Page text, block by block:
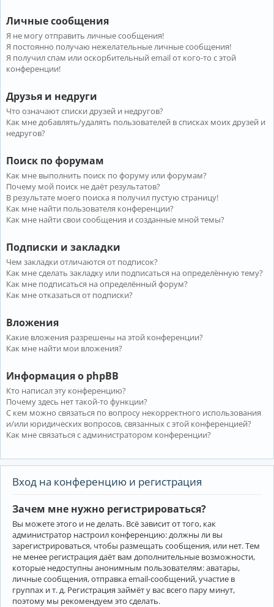
Личные сообщения
Я не могу отправить личные сообщения!
Я постоянно получаю нежелательные личные сообщения!
Я получил спам или оскорбительный email от кого-то с этой
конференции!
Друзья и недруги
Что означают списки друзей и недругов?
Как мне добавлять/удалять пользователей в списках моих друзей и
недругов?
Поиск по форумам
Как мне выполнить поиск по форуму или форумам?
Почему мой поиск не даёт результатов?
В результате моего поиска я получил пустую страницу!
Как мне найти пользователя конференции?
Как мне найти свои сообщения и созданные мной темы?
Подписки и закладки
Чем закладки отличаются от подписок?
Как мне сделать закладку или подписаться на определённую тему?
Как мне подписаться на определённый форум?
Как мне отказаться от подписки?
Вложения
Какие вложения разрешены на этой конференции?
Как мне найти мои вложения?
Информация о phpBB
Кто написал эту конференцию?
Почему здесь нет такой-то функции?
С кем можно связаться по вопросу некорректного использования
и/или юридических вопросов, связанных с этой конференцией?
Как мне связаться с администратором конференции?
Вход на конференцию и регистрация
Зачем мне нужно регистрироваться?
Вы можете этого и не делать. Всё зависит от того, как
администратор настроил конференцию: должны ли вы
зарегистрироваться, чтобы размещать сообщения, или нет. Тем
не менее регистрация даёт вам дополнительные возможности,
которые недоступны анонимным пользователям: аватары,
личные сообщения, отправка email-сообщений, участие в
группах и т. д. Регистрация займёт у вас всего пару минут,
поэтому мы рекомендуем это сделать.